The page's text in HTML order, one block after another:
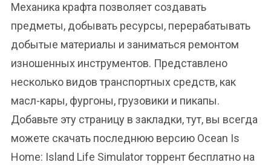
Механика крафта позволяет создавать
предметы, добывать ресурсы, перерабатывать
добытые материалы и заниматься ремонтом
изношенных инструментов. Представлено
несколько видов транспортных средств, как
масл-кары, фургоны, грузовики и пикапы.
Добавьте эту страницу в закладки, тут, вы всегда
можете скачать последнюю версию Ocean Is
Home: Island Life Simulator торрент бесплатно на